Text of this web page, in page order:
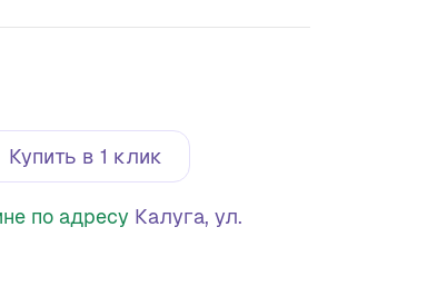
Купить в 1 клик
по адресу Калуга, ул.